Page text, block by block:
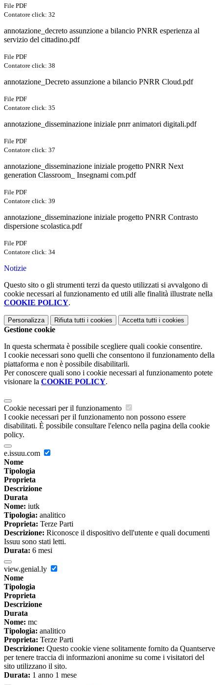
File PDF
Contatore click: 32
annotazione_decreto assunzione a bilancio PNRR esperienza al
servizio del cittadino.pdf
File PDF
Contatore click: 38
annotazione_Decreto assunzione a bilancio PNRR Cloud.pdf
File PDF
Contatore click: 35
annotazione_disseminazione iniziale pnrr animatori digitali.pdf
File PDF
Contatore click: 37
annotazione_disseminazione iniziale progetto PNRR Next
generation Classroom_ Insegnami com.pdf
File PDF
Contatore click: 39
annotazione_disseminazione iniziale progetto PNRR Contrasto
dispersione scolastica.pdf
File PDF
Contatore click: 34
Notizie
Questo sito o gli strumenti terzi da questo utilizzati si avvalgono di
cookie necessari al funzionamento ed utili alle finalità illustrate nella
COOKIE POLICY.
Personalizza Rifiuta tutti i cookies Accetta tutti i cookies
Gestione cookie
In questa schermata è possibile scegliere quali cookie consentire.
I cookie necessari sono quelli che consentono il funzionamento della
piattaforma e non è possibile disabilitarli.
Per conoscere quali sono i cookie necessari al funzionamento potete
visionare la COOKIE POLICY.
Cookie necessari per il funzionamento
I cookie necessari per il funzionamento non possono essere
disabilitati. È possibile consultare l'elenco nella pagina della cookie
policy.
e.issuu.com
Nome
Tipologia
Proprieta
Descrizione
Durata
Nome: iutk
Tipologia: analitico
Proprieta: Terze Parti
Descrizione: Riconosce il dispositivo dell'utente e quali documenti
Issuu sono stati letti.
Durata: 6 mesi
view.genial.ly
Nome
Tipologia
Proprieta
Descrizione
Durata
Nome: mc
Tipologia: analitico
Proprieta: Terze Parti
Descrizione: Questo cookie viene solitamente fornito da Quantserve
per tenere traccia di informazioni anonime su come i visitatori del
sito utilizzano il sito.
Durata: 1 anno 1 mese